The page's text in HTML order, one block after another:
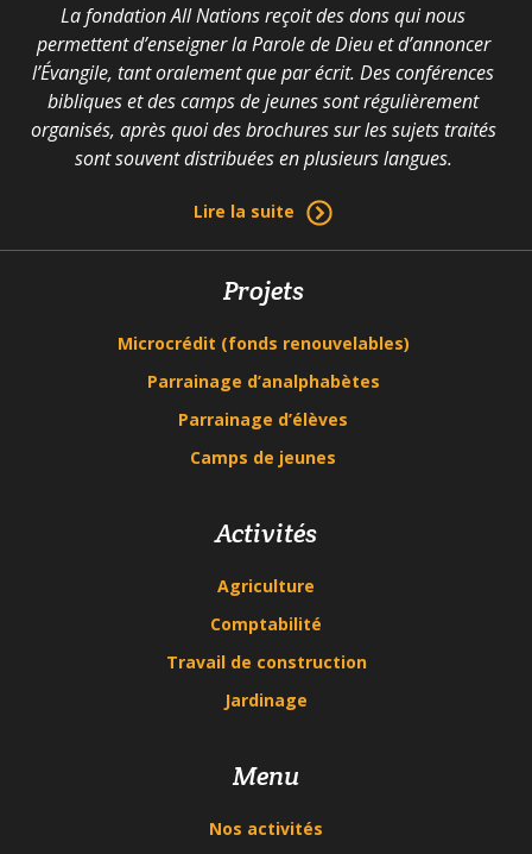
La fondation All Nations reçoit des dons qui nous
permettent d’enseigner la Parole de Dieu et d’annoncer
l’Évangile, tant oralement que par écrit. Des conférences
bibliques et des camps de jeunes sont régulièrement
organisés, après quoi des brochures sur les sujets traités
sont souvent distribuées en plusieurs langues.
Lire la suite
Projets
Microcrédit (fonds renouvelables)
Parrainage d’analphabètes
Parrainage d’élèves
Camps de jeunes
Activités
Agriculture
Comptabilité
Travail de construction
Jardinage
Menu
Nos activités